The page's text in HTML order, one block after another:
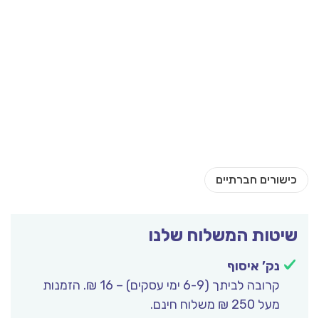
שיטות המשלוח שלנו
נק’ איסוף
קרובה לביתך (6-9 ימי עסקים) – 16 ₪. הזמנות
מעל 250 ₪ משלוח חינם.